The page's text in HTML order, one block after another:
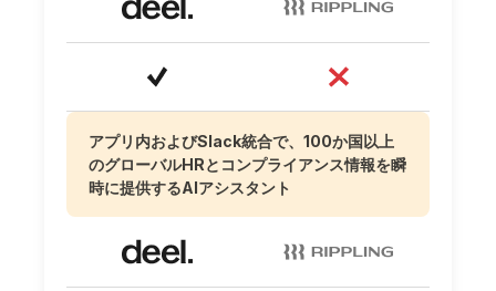
アプリ内およびSlack統合で、100か国以上
のグローバルHRとコンプライアンス情報を瞬
時に提供するAIアシスタント